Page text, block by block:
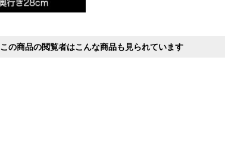
この商品の閲覧者はこんな商品も見られています